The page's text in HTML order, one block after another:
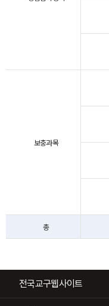
보충과목
총
전국교구웹사이트